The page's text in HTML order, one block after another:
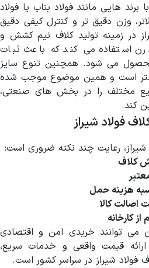
برند هایی مانند فولاد بناب یا فولاد
وزن دقیق تر و کنترل کیفی دقیق
در زمینه تولید کلاف نیم کشش و
استفاده می کند که باعث ثبات
می شود. همچنین تنوع سایز
است و همین موضوع موجب شده
مختلف را در بخش های صنعتی،
کند.
فولاد شیراز
شیراز، رعایت چند نکته ضروری است:
کلاف
هزینه حمل
اصالت کالا
کارخانه
می توانند خریدی امن و اقتصادی
ارائه قیمت واقعی و خدمات سریع،
فولاد شیراز در سراسر کشور است.